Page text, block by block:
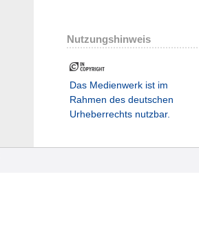
Nutzungshinweis
Das Medienwerk ist im
Rahmen des deutschen
Urheberrechts nutzbar.